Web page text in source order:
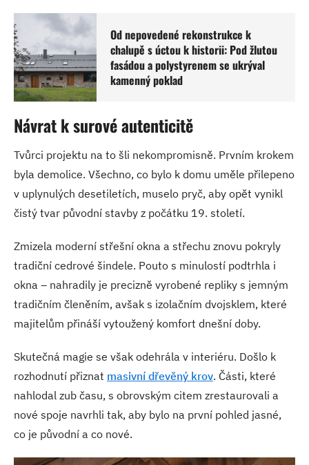
Od nepovedené rekonstrukce k
chalupě s úctou k historii: Pod žlutou
fasádou a polystyrenem se ukrýval
kamenný poklad
Návrat k surové autenticitě
Tvůrci projektu na to šli nekompromisně. Prvním krokem
byla demolice. Všechno, co bylo k domu uměle přilepeno
v uplynulých desetiletích, muselo pryč, aby opět vynikl
čistý tvar původní stavby z počátku 19. století.
Zmizela moderní střešní okna a střechu znovu pokryly
tradiční cedrové šindele. Pouto s minulostí podtrhla i
okna – nahradily je precizně vyrobené repliky s jemným
tradičním členěním, avšak s izolačním dvojsklem, které
majitelům přináší vytoužený komfort dnešní doby.
Skutečná magie se však odehrála v interiéru. Došlo k
rozhodnutí přiznat masivní dřevěný krov. Části, které
nahlodal zub času, s obrovským citem zrestaurovali a
nové spoje navrhli tak, aby bylo na první pohled jasné,
co je původní a co nové.